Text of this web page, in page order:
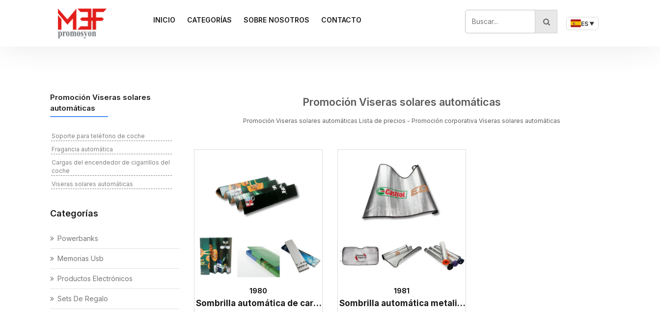
INICIO CATEGORÍAS SOBRE NOSOTROS CONTACTO
BUSCAR...
ES ▼
Promoción Viseras solares
automáticas
Soporte para teléfono de coche
Fragancia automática
Cargas del encendedor de cigarrillos del
coche
Viseras solares automáticas
Categorías
Powerbanks
Memorias Usb
Productos Electrónicos
Sets De Regalo
Promoción Viseras solares automáticas
Promoción Viseras solares automáticas Lista de precios - Promoción corporativa Viseras solares automáticas
1980
Sombrilla automática de cartón
1981
Sombrilla automática metalizada